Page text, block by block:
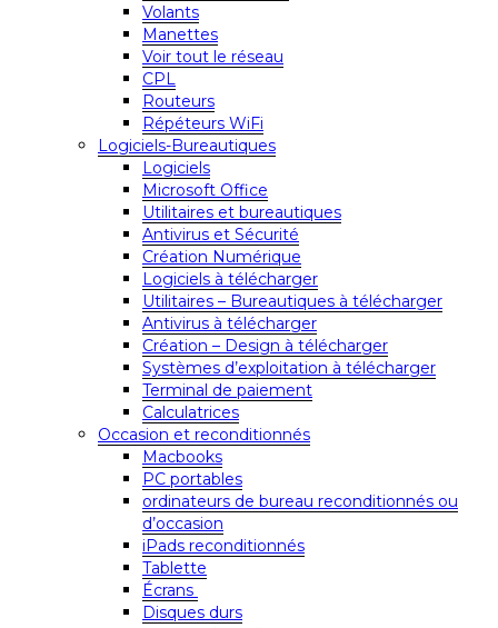
Volants
Manettes
Voir tout le réseau
CPL
Routeurs
Répéteurs WiFi
Logiciels-Bureautiques
Logiciels
Microsoft Office
Utilitaires et bureautiques
Antivirus et Sécurité
Création Numérique
Logiciels à télécharger
Utilitaires – Bureautiques à télécharger
Antivirus à télécharger
Création – Design à télécharger
Systèmes d’exploitation à télécharger
Terminal de paiement
Calculatrices
Occasion et reconditionnés
Macbooks
PC portables
ordinateurs de bureau reconditionnés ou
d’occasion
iPads reconditionnés
Tablette
Écrans
Disques durs